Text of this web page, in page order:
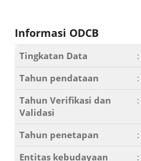
Informasi ODCB
Tingkatan Data :
Tahun pendataan
:
Tahun Verifikasi dan
Validasi
:
Tahun penetapan :
Entitas kebudayaan
: